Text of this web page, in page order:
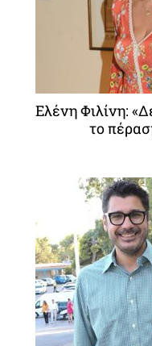
Ελένη Φιλίνη:
το